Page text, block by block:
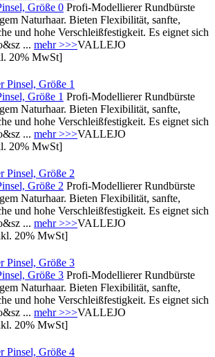
Größe 0 Profi-Modellierer Rundbürste
Naturhaar. Bieten Flexibilität, sanfte,
und hohe Verschleißfestigkeit. Es eignet sich
... mehr >>>VALLEJO
20% MwSt]
Größe 1 Profi-Modellierer Rundbürste
Naturhaar. Bieten Flexibilität, sanfte,
und hohe Verschleißfestigkeit. Es eignet sich
... mehr >>>VALLEJO
20% MwSt]
Größe 2 Profi-Modellierer Rundbürste
Naturhaar. Bieten Flexibilität, sanfte,
und hohe Verschleißfestigkeit. Es eignet sich
... mehr >>>VALLEJO
20% MwSt]
Größe 3 Profi-Modellierer Rundbürste
Naturhaar. Bieten Flexibilität, sanfte,
und hohe Verschleißfestigkeit. Es eignet sich
... mehr >>>VALLEJO
20% MwSt]